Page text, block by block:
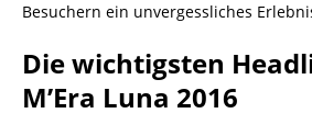
Besuchern ein unvergessliches
Die wichtigsten
M’Era Luna 2016